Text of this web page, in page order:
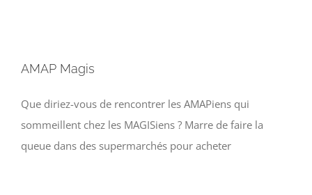
AMAP Magis
Que diriez-vous de rencontrer les AMAPiens qui
sommeillent chez les MAGISiens ? Marre de faire la
queue dans des supermarchés pour acheter